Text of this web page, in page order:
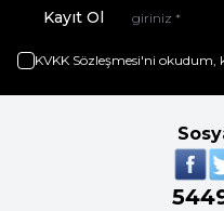
Kayıt Ol
KVKK Sözleşmesi'ni okudum,